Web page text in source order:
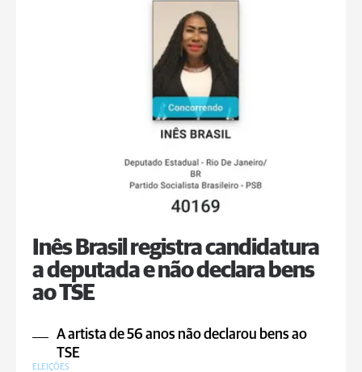
Inês Brasil registra candidatura
a deputada e não declara bens
ao TSE
A artista de 56 anos não declarou bens ao
TSE
ELEIÇÕES